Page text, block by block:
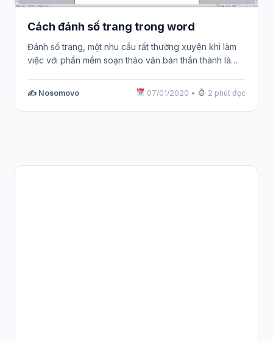
Cách đánh số trang trong word
Đánh số trang, một nhu cầu rất thường xuyên khi làm
việc với phần mềm soạn thảo văn bản thần thánh là…
✍️ Nosomovo 07/01/2020 • 2 phút đọc